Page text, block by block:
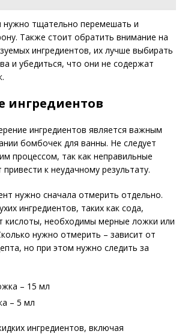
нужно тщательно перемешать и
Также стоит обратить внимание на
ингредиентов, их лучше выбирать
и убедиться, что они не содержат
ингредиентов
ингредиентов является важным
бомбочек для ванны. Не следует
процессом, так как неправильные
к неудачному результату.
нужно сначала отмерить отдельно.
ингредиентов, таких как сода,
кислоты, необходимы мерные ложки или
нужно отмерить – зависит от
но при этом нужно следить за
– 15 мл
– 5 мл
ингредиентов, включая